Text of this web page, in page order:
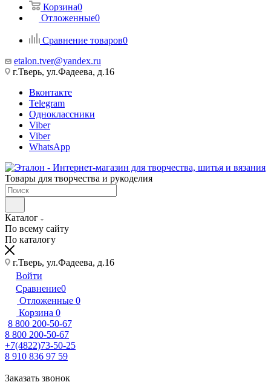
Корзина0
Отложенные0
Сравнение товаров0
etalon.tver@yandex.ru
г.Тверь, ул.Фадеева, д.16
Вконтакте
Telegram
Одноклассники
Viber
Viber
WhatsApp
Товары для творчества и рукоделия
Каталог
По всему сайту
По каталогу
г.Тверь, ул.Фадеева, д.16
Войти
Сравнение0
Отложенные 0
Корзина 0
8 800 200-50-67
8 800 200-50-67
+7(4822)73-50-25
8 910 836 97 59
Заказать звонок